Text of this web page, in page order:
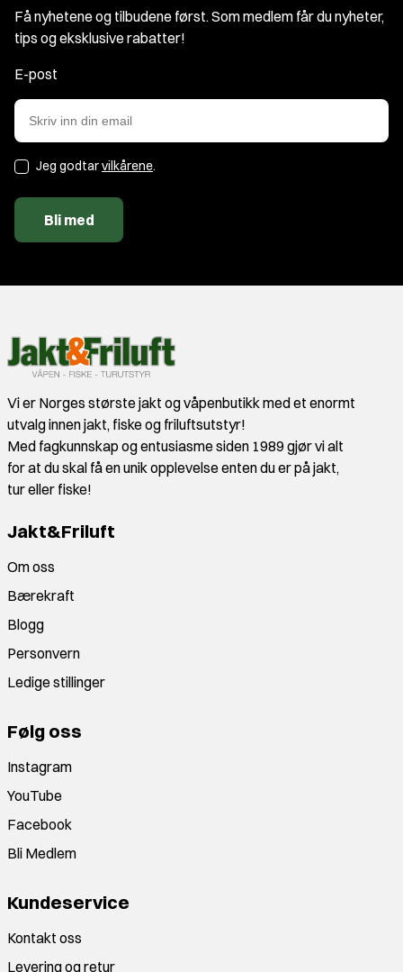
Få nyhetene og tilbudene først. Som medlem får du nyheter,
tips og eksklusive rabatter!
E-post
Jeg godtarvilkårene.
Bli med
Vi er Norges største jakt og våpenbutikk med et enormt
utvalg innen jakt, fiske og friluftsutstyr!
Med fagkunnskap og entusiasme siden 1989 gjør vi alt
for at du skal få en unik opplevelse enten du er på jakt,
tur eller fiske!
Jakt&Friluft
Om oss
Bærekraft
Blogg
Personvern
Ledige stillinger
Følg oss
Instagram
YouTube
Facebook
Bli Medlem
Kundeservice
Kontakt oss
Levering og retur